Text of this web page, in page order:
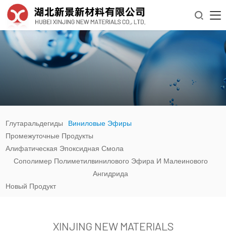

Глутаральдегиды
Виниловые Эфиры
Промежуточные Продукты
Алифатическая Эпоксидная Смола
Сополимер Полиметилвинилового Эфира И Малеинового
Ангидрида
Новый Продукт
XINJING NEW MATERIALS